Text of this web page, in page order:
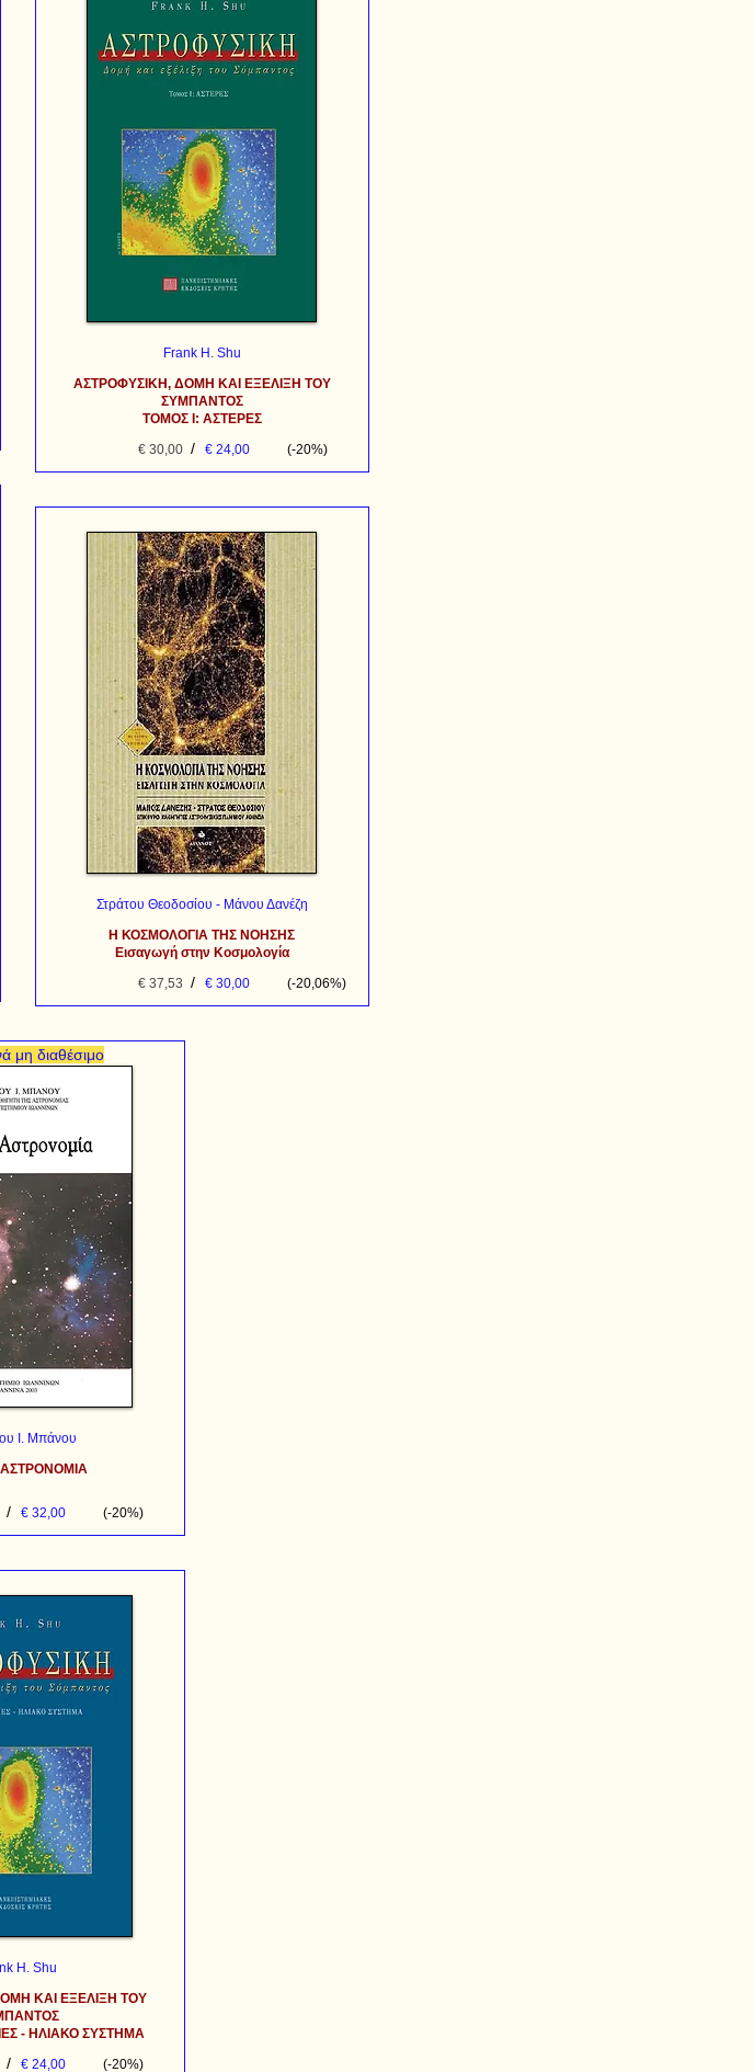
Frank H. Shu
ΑΣΤΡΟΦΥΣΙΚΗ, ΔΟΜΗ ΚΑΙ ΕΞΕΛΙΞΗ ΤΟΥ
ΣΥΜΠΑΝΤΟΣ
ΤΟΜΟΣ I: ΑΣΤΕΡΕΣ
€ 30,00 / € 24,00 (-20%)
Στράτου Θεοδοσίου - Μάνου Δανέζη
Η ΚΟΣΜΟΛΟΓΙΑ ΤΗΣ ΝΟΗΣΗΣ
Εισαγωγή στην Κοσμολογία
€ 37,53 / € 30,00 (-20,06%)
μη διαθέσιμο
Ι. Μπάνου
ΑΣΤΡΟΝΟΜΙΑ
/ € 32,00 (-20%)
H. Shu
ΚΑΙ ΕΞΕΛΙΞΗ ΤΟΥ
- ΗΛΙΑΚΟ ΣΥΣΤΗΜΑ
/ € 24,00 (-20%)